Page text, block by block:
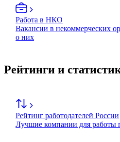
Работа в НКО
Вакансии в некоммерческих
о них
Рейтинги и
Рейтинг работодателей России
Лучшие компании для работы